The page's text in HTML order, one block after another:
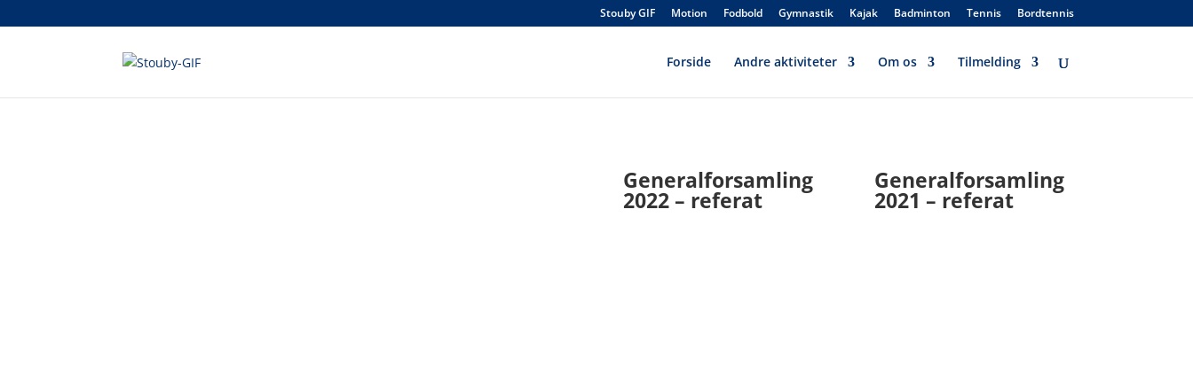
Stouby GIF Motion Fodbold Gymnastik Kajak Badminton Tennis Bordtennis
Forside Andre aktiviteter Om os Tilmelding
Generalforsamling
2022 – referat
Generalforsamling
2021 – referat